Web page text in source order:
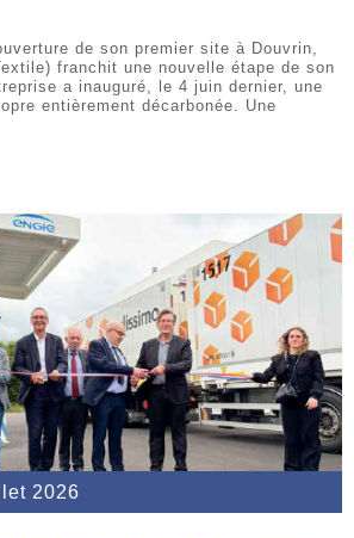
de son premier site à Douvrin,
franchit une nouvelle étape de son
a inauguré, le 4 juin dernier, une
entièrement décarbonée. Une
2026